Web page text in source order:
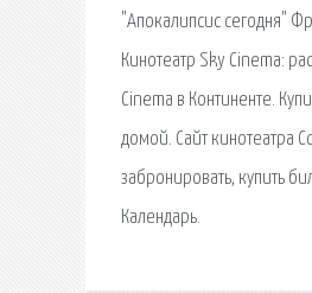
"Апокалипсис сегодня"
Кинотеатр Sky Cinema:
Cinema в Континенте.
домой. Сайт кинотеатра
забронировать, купить
Календарь.